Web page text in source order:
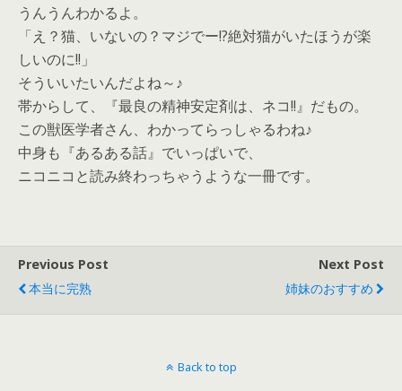
うんうんわかるよ。
「え？猫、いないの？マジでー!?絶対猫がいたほうが楽
しいのに!!」
そういいたいんだよね～♪
帯からして、『最良の精神安定剤は、ネコ!!』だもの。
この獣医学者さん、わかってらっしゃるわね♪
中身も『あるある話』でいっぱいで、
ニコニコと読み終わっちゃうような一冊です。
Previous Post
本当に完熟
Next Post
姉妹のおすすめ
Back to top